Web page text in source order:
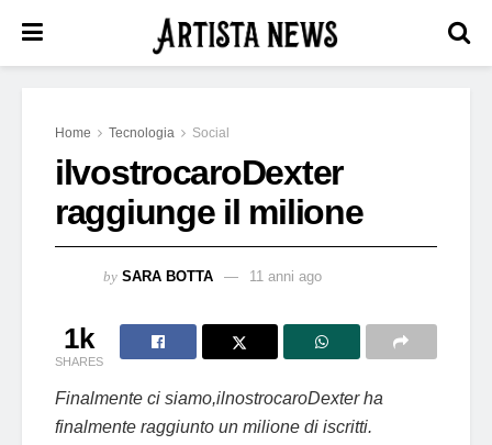
Home Tecnologia Social
ilvostrocaroDexter
raggiunge il milione
by SARA BOTTA 11 anni ago
1k
SHARES
Finalmente ci siamo,ilnostrocaroDexter ha
finalmente raggiunto un milione di iscritti.